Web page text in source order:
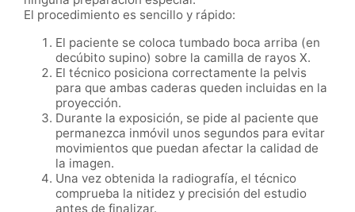
El procedimiento es sencillo y rápido:
El paciente se coloca tumbado boca arriba (en
decúbito supino) sobre la camilla de rayos X.
El técnico posiciona correctamente la pelvis
para que ambas caderas queden incluidas en la
proyección.
Durante la exposición, se pide al paciente que
permanezca inmóvil unos segundos para evitar
movimientos que puedan afectar la calidad de
la imagen.
Una vez obtenida la radiografía, el técnico
comprueba la nitidez y precisión del estudio
antes de finalizar.